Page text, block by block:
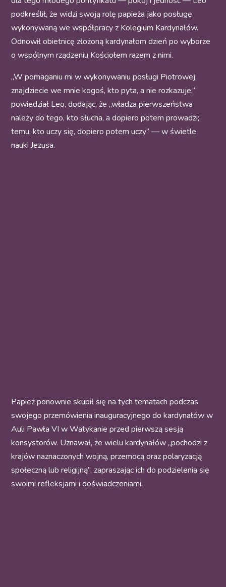
podkreślił, że widzi swoją rolę papieża jako posługę
wykonywaną we współpracy z Kolegium Kardynałów.
Odnowił obietnicę złożoną kardynałom dzień po wyborze
o wspólnym rządzeniu Kościołem razem z nimi.
„W pomaganiu mi w wykonywaniu posługi Piotrowej,
znajdziecie we mnie kogoś, kto pyta, a nie rozkazuje,”
powiedział Leo, dodając, że „władza pierwszeństwa
należy do tego, kto słucha, a dopiero potem prowadzi;
temu, kto uczy się, dopiero potem uczy” — w świetle
nauki Jezusa.
Papież ponownie skupił się na tych tematach podczas
swojego przemówienia inauguracyjnego do kardynałów w
Auli Pawła VI w Watykanie przed pierwszą sesją
konsystorów. Uznawał, że wielu kardynałów „pochodzi z
krajów naznaczonych wojną, przemocą oraz polaryzacją
społeczną lub religijną”, zapraszając ich do podzielenia się
swoimi refleksjami i doświadczeniami.